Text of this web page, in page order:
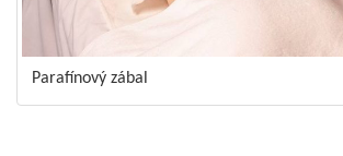
Parafínový zábal